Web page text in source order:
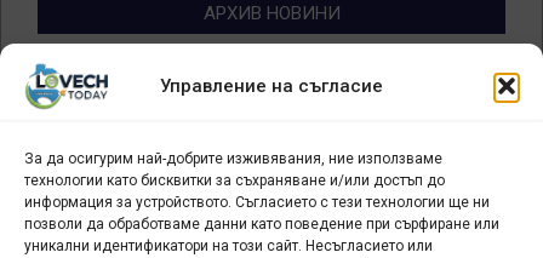
Управление на съгласие
За да осигурим най-добрите изживявания, ние използваме
технологии като бисквитки за съхраняване и/или достъп до
информация за устройството. Съгласието с тези технологии ще ни
позволи да обработваме данни като поведение при сърфиране или
уникални идентификатори на този сайт. Несъгласието или
АРХИВ НОВИНИ
Архив
новини
БИЗНЕС
Арт галерия "Мостове" – магазин за изкуство
СЕВЕРОЗАПАДА ИНФОРМАЦИОНЕН БИЗНЕС